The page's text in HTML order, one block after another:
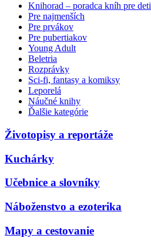
Knihorad – poradca kníh pre deti
Pre najmenších
Pre prvákov
Pre pubertiakov
Young Adult
Beletria
Rozprávky
Sci-fi, fantasy a komiksy
Leporelá
Náučné knihy
Ďalšie kategórie
Životopisy a reportáže
Kuchárky
Učebnice a slovníky
Náboženstvo a ezoterika
Mapy a cestovanie